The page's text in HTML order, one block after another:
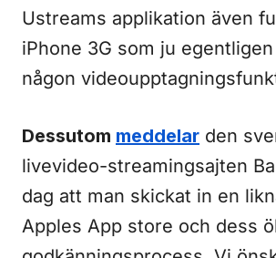
Ustreams applikation även
iPhone 3G som ju
någon
Dessutom meddelar den
livevideo-streamingsajten
dag att man skickat in en
Apples App store och dess